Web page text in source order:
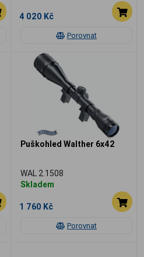
Porovnat
4 020 Kč
Porovnat
Puškohled Walther 6x42
WAL 2.1508
Skladem
1 760 Kč